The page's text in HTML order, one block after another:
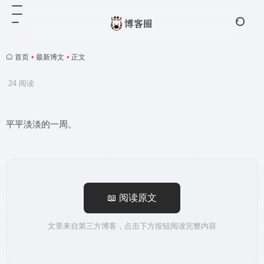
首页 • 最新博文 • 正文
24 阅读
平平淡淡的一周。
📖 阅读原文
文章来自第三方博客，点击下方按钮阅读完整内容